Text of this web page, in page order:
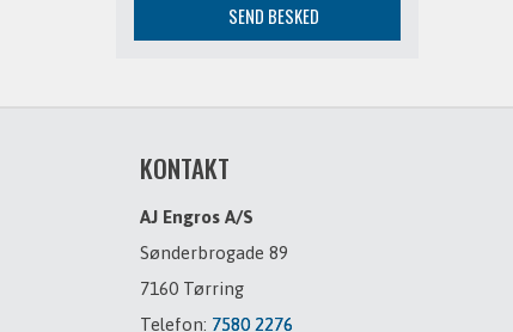
KONTAKT
AJ Engros A/S
Sønderbrogade 89
7160 Tørring
Telefon: 7580 2276